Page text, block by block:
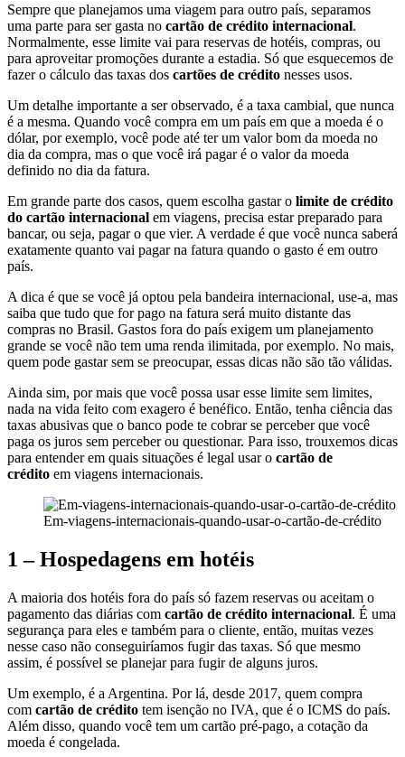
Sempre que planejamos uma viagem para outro país, separamos
uma parte para ser gasta no cartão de crédito internacional.
Normalmente, esse limite vai para reservas de hotéis, compras, ou
para aproveitar promoções durante a estadia. Só que esquecemos de
fazer o cálculo das taxas dos cartões de crédito nesses usos.
Um detalhe importante a ser observado, é a taxa cambial, que nunca
é a mesma. Quando você compra em um país em que a moeda é o
dólar, por exemplo, você pode até ter um valor bom da moeda no
dia da compra, mas o que você irá pagar é o valor da moeda
definido no dia da fatura.
Em grande parte dos casos, quem escolha gastar o limite de crédito
do cartão internacional em viagens, precisa estar preparado para
bancar, ou seja, pagar o que vier. A verdade é que você nunca saberá
exatamente quanto vai pagar na fatura quando o gasto é em outro
país.
A dica é que se você já optou pela bandeira internacional, use-a, mas
saiba que tudo que for pago na fatura será muito distante das
compras no Brasil. Gastos fora do país exigem um planejamento
grande se você não tem uma renda ilimitada, por exemplo. No mais,
quem pode gastar sem se preocupar, essas dicas não são tão válidas.
Ainda sim, por mais que você possa usar esse limite sem limites,
nada na vida feito com exagero é benéfico. Então, tenha ciência das
taxas abusivas que o banco pode te cobrar se perceber que você
paga os juros sem perceber ou questionar. Para isso, trouxemos dicas
para entender em quais situações é legal usar o cartão de
crédito em viagens internacionais.
Em-viagens-internacionais-quando-usar-o-cartão-de-crédito
1 – Hospedagens em hotéis
A maioria dos hotéis fora do país só fazem reservas ou aceitam o
pagamento das diárias com cartão de crédito internacional. É uma
segurança para eles e também para o cliente, então, muitas vezes
nesse caso não conseguiríamos fugir das taxas. Só que mesmo
assim, é possível se planejar para fugir de alguns juros.
Um exemplo, é a Argentina. Por lá, desde 2017, quem compra
com cartão de crédito tem isenção no IVA, que é o ICMS do país.
Além disso, quando você tem um cartão pré-pago, a cotação da
moeda é congelada.